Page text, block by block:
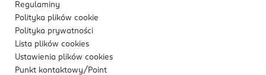
Regulaminy
Polityka plików cookie
Polityka prywatności
Lista plików cookies
Ustawienia plików cookies
Punkt kontaktowy/ Point